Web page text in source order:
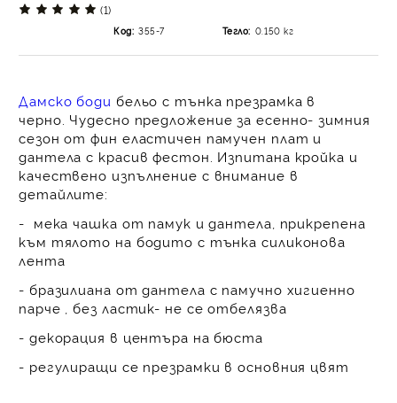
(1)
Код: 355-7 Тегло: 0.150 кг
Дамско боди бельо с тънка презрамка в
черно. Чудесно предложение за есенно- зимния
сезон от фин еластичен памучен плат и
дантела с красив фестон. Изпитана кройка и
качествено изпълнение с внимание в
детайлите:
- мека чашка от памук и дантела, прикрепена
към тялото на бодито с тънка силиконова
лента
- бразилиана от дантела с памучно хигиенно
парче , без ластик- не се отбелязва
- декорация в центъра на бюста
- регулиращи се презрамки в основния цвят